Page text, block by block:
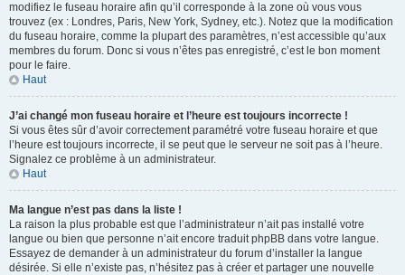
modifiez le fuseau horaire afin qu’il corresponde à la zone où vous vous
trouvez (ex : Londres, Paris, New York, Sydney, etc.). Notez que la modification
du fuseau horaire, comme la plupart des paramètres, n’est accessible qu’aux
membres du forum. Donc si vous n’êtes pas enregistré, c’est le bon moment
pour le faire.
Haut
J’ai changé mon fuseau horaire et l’heure est toujours incorrecte !
Si vous êtes sûr d’avoir correctement paramétré votre fuseau horaire et que
l’heure est toujours incorrecte, il se peut que le serveur ne soit pas à l’heure.
Signalez ce problème à un administrateur.
Haut
Ma langue n’est pas dans la liste !
La raison la plus probable est que l’administrateur n’ait pas installé votre
langue ou bien que personne n’ait encore traduit phpBB dans votre langue.
Essayez de demander à un administrateur du forum d’installer la langue
désirée. Si elle n’existe pas, n’hésitez pas à créer et partager une nouvelle